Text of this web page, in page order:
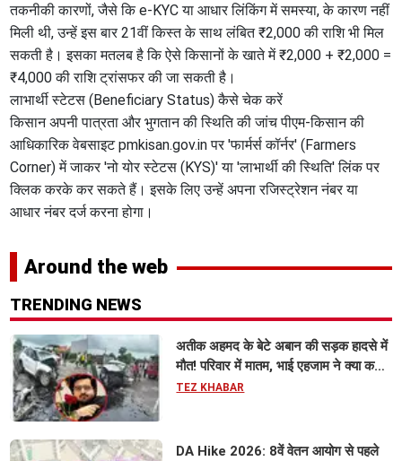
तकनीकी कारणों, जैसे कि e-KYC या आधार लिंकिंग में समस्या, के कारण नहीं
मिली थी, उन्हें इस बार 21वीं किस्त के साथ लंबित ₹2,000 की राशि भी मिल
सकती है। इसका मतलब है कि ऐसे किसानों के खाते में ₹2,000 + ₹2,000 =
₹4,000 की राशि ट्रांसफर की जा सकती है।
​लाभार्थी स्टेटस (Beneficiary Status) कैसे चेक करें
​किसान अपनी पात्रता और भुगतान की स्थिति की जांच पीएम-किसान की
आधिकारिक वेबसाइट pmkisan.gov.in पर 'फार्मर्स कॉर्नर' (Farmers
Corner) में जाकर 'नो योर स्टेटस (KYS)' या 'लाभार्थी की स्थिति' लिंक पर
क्लिक करके कर सकते हैं। इसके लिए उन्हें अपना रजिस्ट्रेशन नंबर या
आधार नंबर दर्ज करना होगा।
Around the web
TRENDING NEWS
अतीक अहमद के बेटे अबान की सड़क हादसे में
मौत! परिवार में मातम, भाई एहजाम ने क्या कहा?
जानिए पूरा मामला
TEZ KHABAR
DA Hike 2026: 8वें वेतन आयोग से पहले